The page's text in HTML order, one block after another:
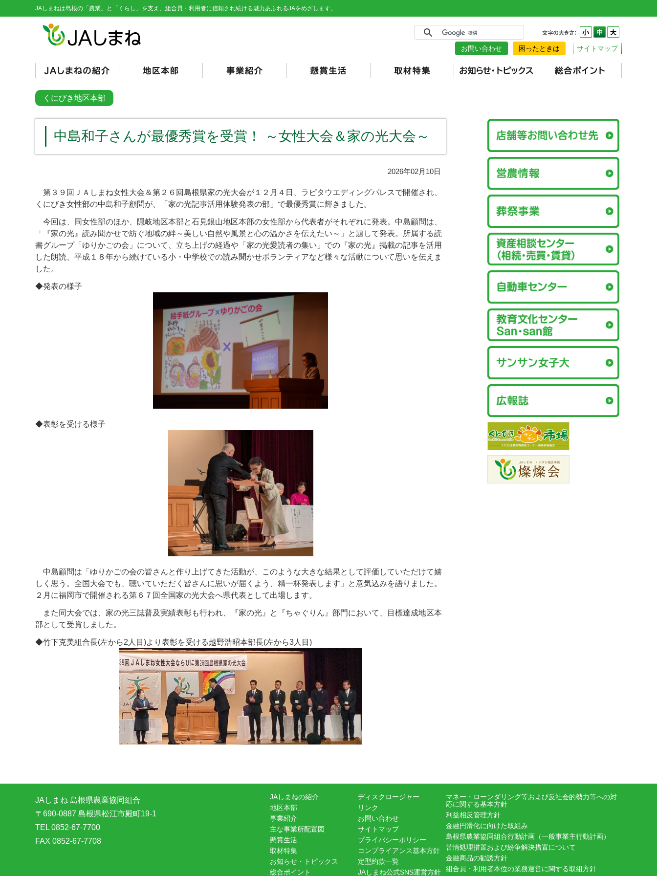
JAしまねは島根の「農業」と「くらし」を支え、組合員・利用者に信頼され続ける魅力あふれるJAをめざします。
お問い合わせ 困ったときは サイトマップ
経営理念・基本目標
役員紹介
組織図
総代会資料
JAとは/JAの仕組み
シンボルマーク
くにびき地区本部
中島和子さんが最優秀賞を受賞！ ～女性大会＆家の光大会～
2026年02月10日
第３９回ＪＡしまね女性大会＆第２６回島根県家の光大会が１２月４日、ラピタウエディングパレスで開催され、
くにびき女性部の中島和子顧問が、「家の光記事活用体験発表の部」で最優秀賞に輝きました。
今回は、同女性部のほか、隠岐地区本部と石見銀山地区本部の女性部から代表者がそれぞれに発表。中島顧問は、
「『家の光』読み聞かせで紡ぐ地域の絆～美しい自然や風景と心の温かさを伝えたい～」と題して発表。所属する読
書グループ「ゆりかごの会」について、立ち上げの経過や「家の光愛読者の集い」での『家の光』掲載の記事を活用
した朗読、平成１８年から続けている小・中学校での読み聞かせボランティアなど様々な活動について思いを伝えま
した。
◆発表の様子
◆表彰を受ける様子
中島顧問は「ゆりかごの会の皆さんと作り上げてきた活動が、このような大きな結果として評価していただけて嬉
しく思う。全国大会でも、聴いていただく皆さんに思いが届くよう、精一杯発表します」と意気込みを語りました。
２月に福岡市で開催される第６７回全国家の光大会へ県代表として出場します。
また同大会では、家の光三誌普及実績表彰も行われ、『家の光』と『ちゃぐりん』部門において、目標達成地区本
部として受賞しました。
◆竹下克美組合長(左から2人目)より表彰を受ける越野浩昭本部長(左から3人目)
JAしまね 島根県農業協同組合
〒690-0887 島根県松江市殿町19-1
TEL 0852-67-7700
FAX 0852-67-7708
JAしまねの紹介
地区本部
事業紹介
主な事業所配置図
懸賞生活
取材特集
お知らせ・トピックス
総合ポイント
ディスクロージャー
リンク
お問い合わせ
サイトマップ
プライバシーポリシー
コンプライアンス基本方針
定型約款一覧
JAしまね公式SNS運営方針
マネー・ローンダリング等および反社会的勢力等への対
応に関する基本方針
利益相反管理方針
金融円滑化に向けた取組み
島根県農業協同組合行動計画（一般事業主行動計画）
苦情処理措置および紛争解決措置について
金融商品の勧誘方針
組合員・利用者本位の業務運営に関する取組方針